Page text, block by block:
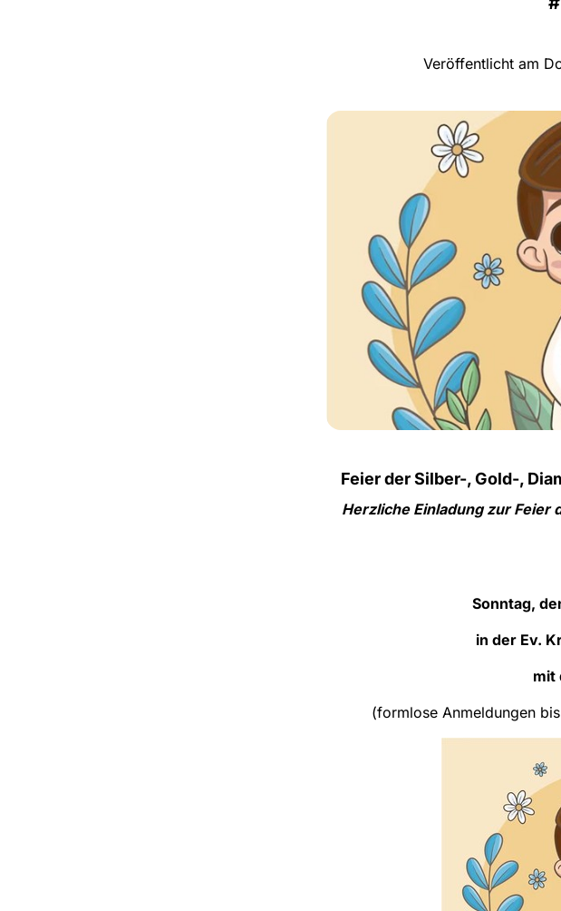
Veröffentlicht am
Feier der Silber-, Gold-,
Herzliche Einladung zur Feier
Sonntag,
in der Ev.
mit
(formlose Anmeldungen bis